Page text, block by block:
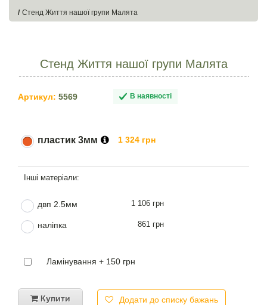
Стенд Життя нашої групи Малята
Стенд Життя нашої групи Малята
Артикул: 5569 В наявності
пластик 3мм 1 324 грн
двп 2.5мм 1 106 грн
наліпка 861 грн
Ламінування + 150 грн
Купити Додати до списку бажань